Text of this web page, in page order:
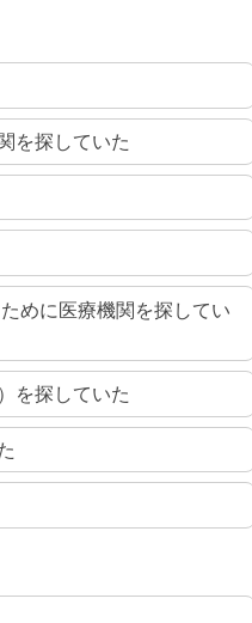
を探していた
めに医療機関を探してい
を探していた